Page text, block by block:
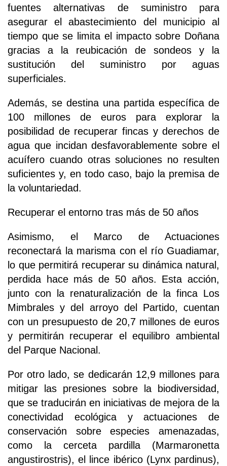
fuentes alternativas de suministro para
asegurar el abastecimiento del municipio al
tiempo que se limita el impacto sobre Doñana
gracias a la reubicación de sondeos y la
sustitución del suministro por aguas
superficiales.
Además, se destina una partida específica de
100 millones de euros para explorar la
posibilidad de recuperar fincas y derechos de
agua que incidan desfavorablemente sobre el
acuífero cuando otras soluciones no resulten
suficientes y, en todo caso, bajo la premisa de
la voluntariedad.
Recuperar el entorno tras más de 50 años
Asimismo, el Marco de Actuaciones
reconectará la marisma con el río Guadiamar,
lo que permitirá recuperar su dinámica natural,
perdida hace más de 50 años. Esta acción,
junto con la renaturalización de la finca Los
Mimbrales y del arroyo del Partido, cuentan
con un presupuesto de 20,7 millones de euros
y permitirán recuperar el equilibro ambiental
del Parque Nacional.
Por otro lado, se dedicarán 12,9 millones para
mitigar las presiones sobre la biodiversidad,
que se traducirán en iniciativas de mejora de la
conectividad ecológica y actuaciones de
conservación sobre especies amenazadas,
como la cerceta pardilla (Marmaronetta
angustirostris), el lince ibérico (Lynx pardinus),